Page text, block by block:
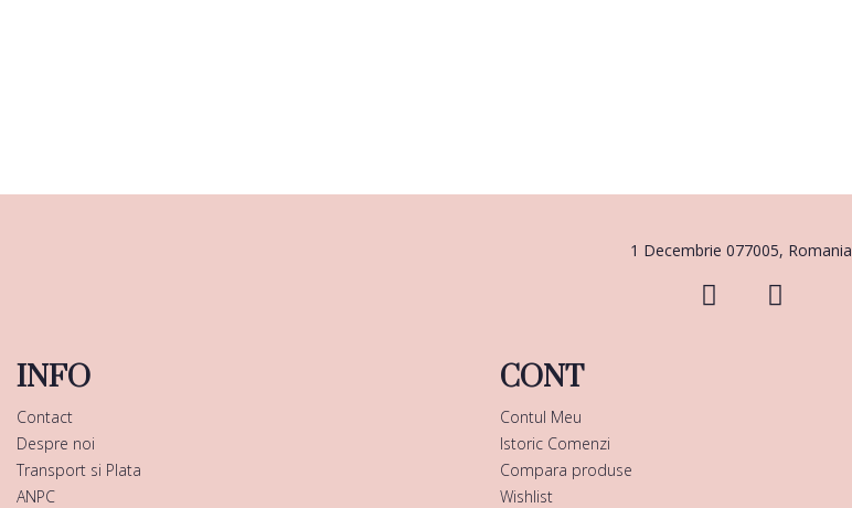
1 Decembrie 077005, Romania
INFO
Contact
Despre noi
Transport si Plata
ANPC
CONT
Contul Meu
Istoric Comenzi
Compara produse
Wishlist